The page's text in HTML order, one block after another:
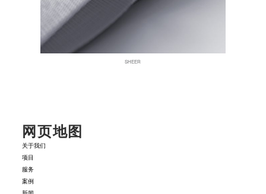
SHEER
网页地图
关于我们
项目
服务
案例